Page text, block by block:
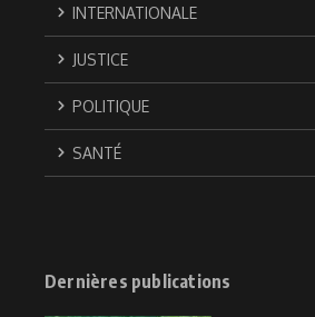
INTERNATIONALE
JUSTICE
POLITIQUE
SANTÉ
Dernières publications